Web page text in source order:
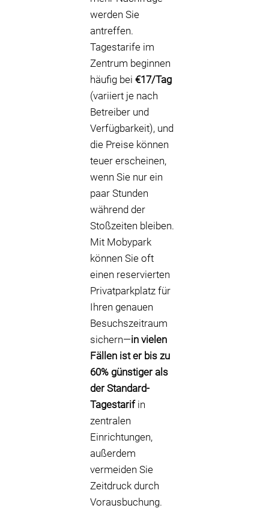
werden Sie
antreffen.
Tagestarife im
Zentrum beginnen
häufig bei €17/Tag
(variiert je nach
Betreiber und
Verfügbarkeit), und
die Preise können
teuer erscheinen,
wenn Sie nur ein
paar Stunden
während der
Stoßzeiten bleiben.
Mit Mobypark
können Sie oft
einen reservierten
Privatparkplatz für
Ihren genauen
Besuchszeitraum
sichern—in vielen
Fällen ist er bis zu
60% günstiger als
der Standard-
Tagestarifin
zentralen
Einrichtungen,
außerdem
vermeiden Sie
Zeitdruck durch
Vorausbuchung.